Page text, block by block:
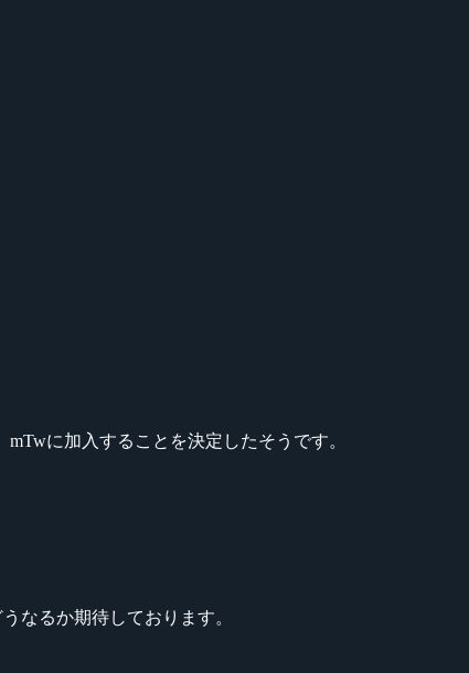
に加入することを決定したそうです。
なるか期待しております。